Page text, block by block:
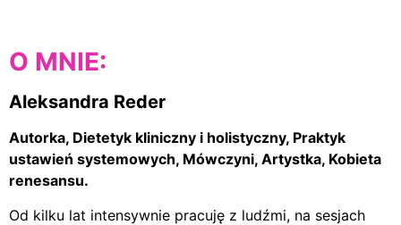
O MNIE:
Aleksandra Reder
Autorka, Dietetyk kliniczny i holistyczny, Praktyk
ustawień systemowych, Mówczyni, Artystka, Kobieta
renesansu.
Od kilku lat intensywnie pracuję z ludźmi, na sesjach